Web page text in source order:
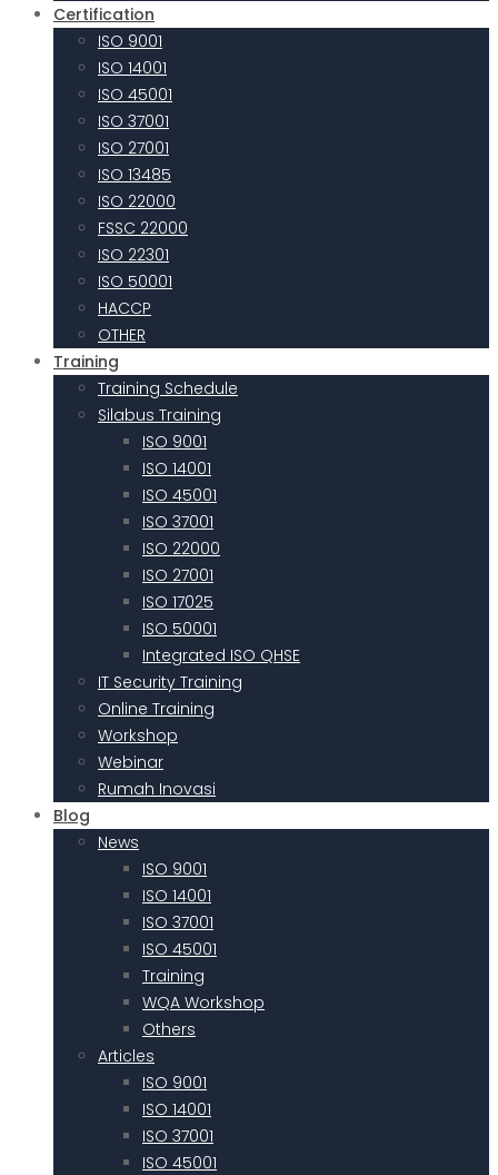
Certification
ISO 9001
ISO 14001
ISO 45001
ISO 37001
ISO 27001
ISO 13485
ISO 22000
FSSC 22000
ISO 22301
ISO 50001
HACCP
OTHER
Training
Training Schedule
Silabus Training
ISO 9001
ISO 14001
ISO 45001
ISO 37001
ISO 22000
ISO 27001
ISO 17025
ISO 50001
Integrated ISO QHSE
IT Security Training
Online Training
Workshop
Webinar
Rumah Inovasi
Blog
News
ISO 9001
ISO 14001
ISO 37001
ISO 45001
Training
WQA Workshop
Others
Articles
ISO 9001
ISO 14001
ISO 37001
ISO 45001